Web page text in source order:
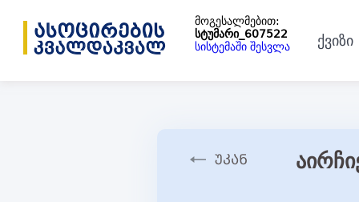
მოგესალმებით:
სტუმარი_607522
სისტემაში შესვლა
ქვიზი